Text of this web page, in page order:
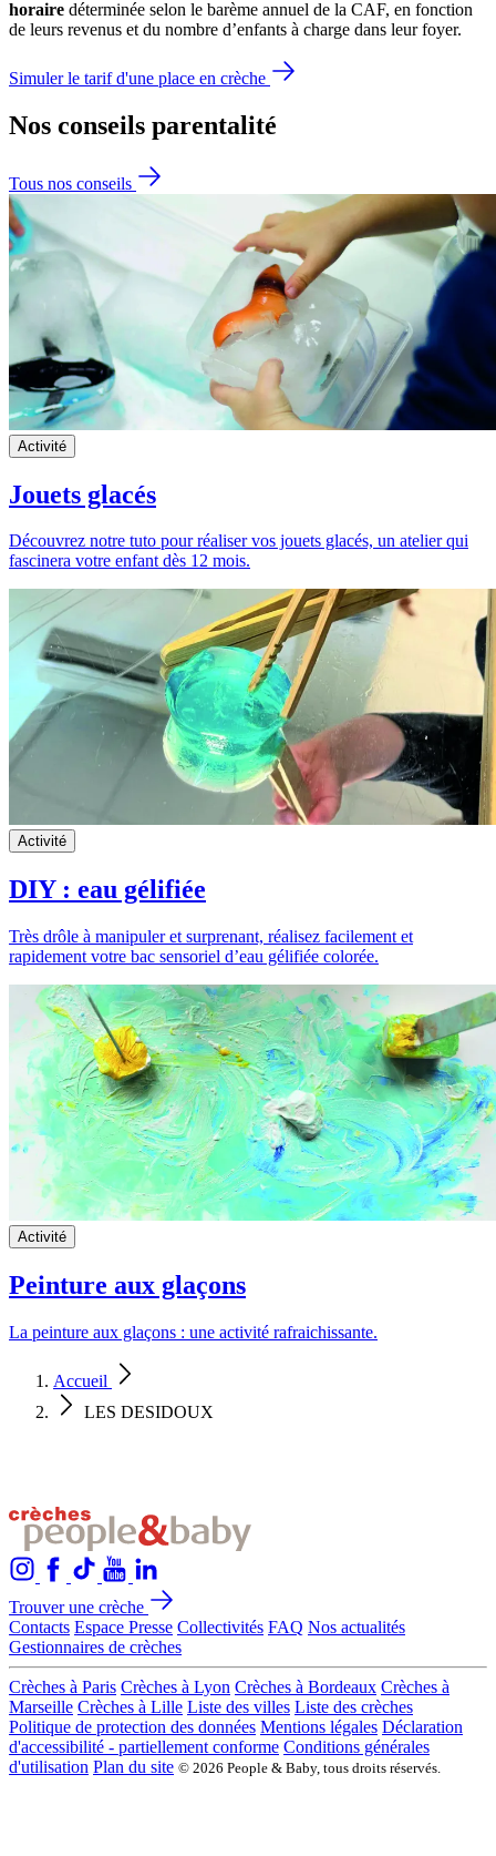
horaire déterminée selon le barème annuel de la CAF, en fonction
de leurs revenus et du nombre d’enfants à charge dans leur foyer.
Simuler le tarif d'une place en crèche
Nos conseils parentalité
Tous nos conseils
Activité
Jouets glacés
Découvrez notre tuto pour réaliser vos jouets glacés, un atelier qui
fascinera votre enfant dès 12 mois.
Activité
DIY : eau gélifiée
Très drôle à manipuler et surprenant, réalisez facilement et
rapidement votre bac sensoriel d’eau gélifiée colorée.
Activité
Peinture aux glaçons
La peinture aux glaçons : une activité rafraichissante.
Accueil
LES DESIDOUX
Trouver une crèche
Contacts Espace Presse Collectivités FAQ Nos actualités
Gestionnaires de crèches
Crèches à Paris Crèches à Lyon Crèches à Bordeaux Crèches à
Marseille Crèches à Lille Liste des villes Liste des crèches
Politique de protection des données Mentions légales Déclaration
d'accessibilité - partiellement conforme Conditions générales
d'utilisation Plan du site © 2026 People & Baby, tous droits réservés.